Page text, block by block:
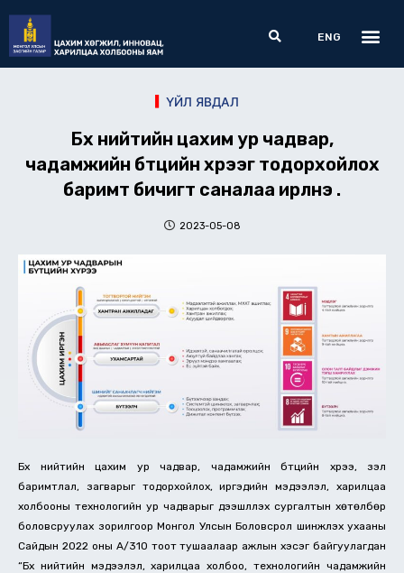
content
Search
ENG
ҮЙЛ ЯВДАЛ
Бүх нийтийн цахим ур чадвар,
чадамжийн бүтцийн хүрээг тодорхойлох
баримт бичигт саналаа ирүүлнэ үү.
2023-05-08
Бүх нийтийн цахим ур чадвар, чадамжийн бүтцийн хүрээ, үзэл
баримтлал, загварыг тодорхойлох, иргэдийн мэдээлэл, харилцаа
холбооны технологийн ур чадварыг дээшлүүлэх сургалтын хөтөлбөр
боловсруулах зорилгоор Монгол Улсын Боловсрол шинжлэх ухааны
Сайдын 2022 оны А/310 тоот тушаалаар ажлын хэсэг байгуулагдан
“Бүх нийтийн мэдээлэл, харилцаа холбоо, технологийн чадамжийн